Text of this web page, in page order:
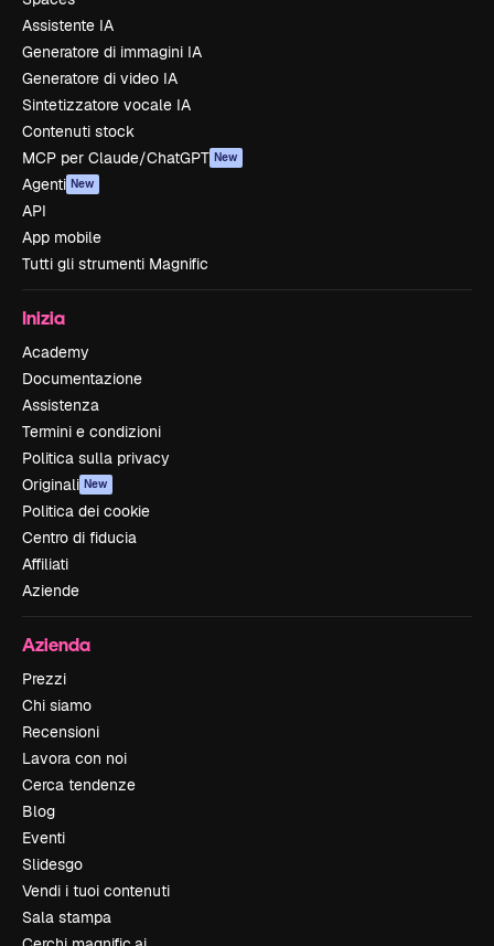
Assistente IA
Generatore di immagini IA
Generatore di video IA
Sintetizzatore vocale IA
Contenuti stock
MCP per Claude/ChatGPT New
Agenti New
API
App mobile
Tutti gli strumenti Magnific
Inizia
Academy
Documentazione
Assistenza
Termini e condizioni
Politica sulla privacy
Originali New
Politica dei cookie
Centro di fiducia
Affiliati
Aziende
Azienda
Prezzi
Chi siamo
Recensioni
Lavora con noi
Cerca tendenze
Blog
Eventi
Slidesgo
Vendi i tuoi contenuti
Sala stampa